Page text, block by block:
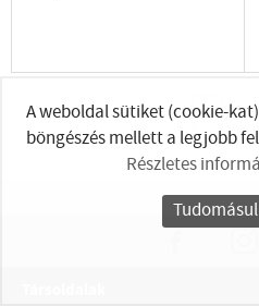
/2
A weboldal sütiket (cookie-
böngészés mellett a legjobb
Részletes